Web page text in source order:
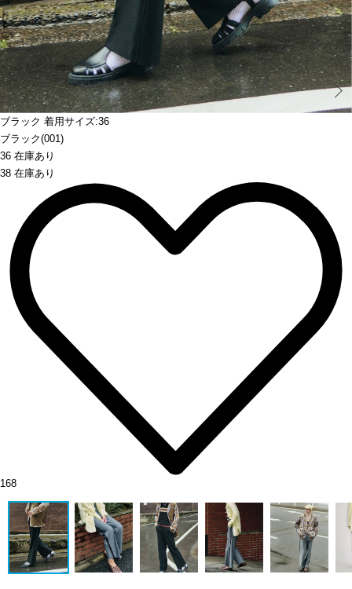
ブラック 着用サイズ:36
ブラック(001)
36 在庫あり
38 在庫あり
Prev
168